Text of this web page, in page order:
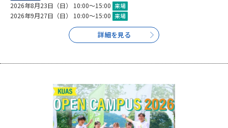
デジタルパンフレット 進路の３択
新学年スタート号特集ページ
新学年スタート号特集ページ
（高2生用）
SELFBRAND特集ページ
オープンキャンパスなどを調べる
オープンキャンパス検索 実施プログラムから探す
2026年8月23日（日） 10:00～15:00 来場
2026年9月27日（日） 10:00～15:00 来場
詳細を見る